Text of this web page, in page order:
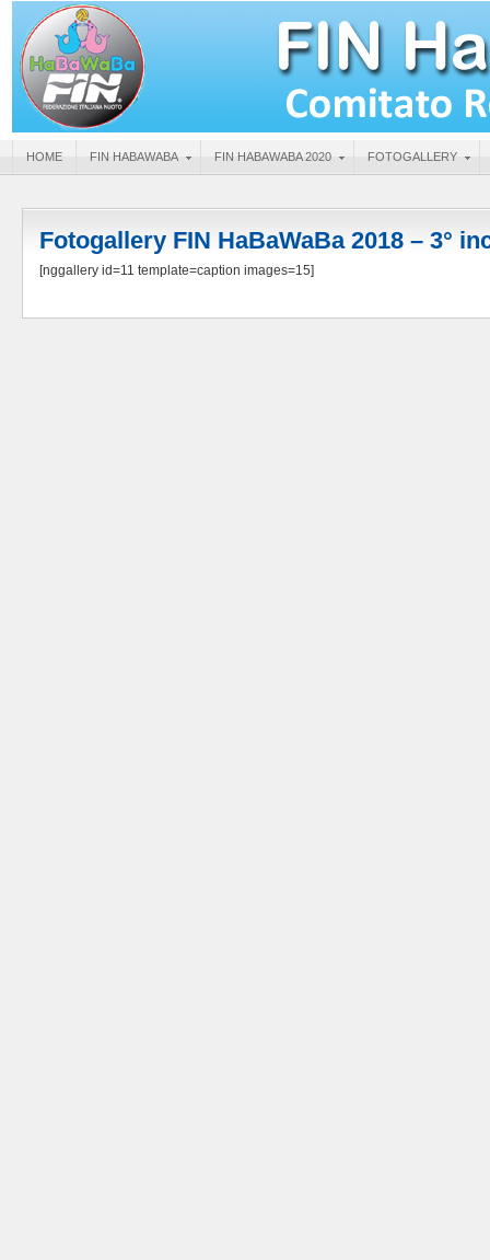
HOME FIN HABAWABA FIN HABAWABA 2020 FOTOGALLERY
Fotogallery FIN HaBaWaBa 2018 – 3°
[nggallery id=11 template=caption images=15]